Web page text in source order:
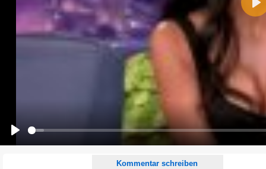
Kommentar schreiben
Alle HTML-Tags außer <br>, <strike> und <i> werden aus Deinem Kommentar entfernt.
URLs werden automatisch umgewandelt. Bitte verwende "www." oder "http://" in URLs
Ich möchte eine E-Mail, wenn zu meinem Kommentar Antworten erscheinen.
Ich möchte eine E-Mail, wenn auf dieser Seite weitere Kommentare erscheinen.